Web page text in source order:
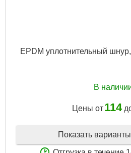
EPDM уплотнительный
В
Цены от114
Показать